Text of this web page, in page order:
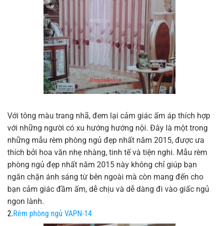
Với tông màu trang nhã, đem lại cảm giác ấm áp thích hợp
với những người có xu hướng hướng nội. Đây là một trong
những mẫu rèm phòng ngủ đẹp nhất năm 2015, được ưa
thích bởi hoa văn nhẹ nhàng, tinh tế và tiện nghi. Mẫu rèm
phòng ngủ đẹp nhất năm 2015 này không chỉ giúp bạn
ngăn chặn ánh sáng từ bên ngoài mà còn mang đến cho
bạn cảm giác đầm ấm, dễ chịu và dễ dàng đi vào giấc ngủ
ngon lành.
2.Rèm phòng ngủ VAPN-14